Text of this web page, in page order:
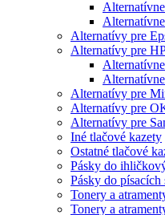
Alternatívy pre
Alternatívy pre
Alternatívy pre
Alternatívy pre
Alternatívy pre
Iné tlačové kazety
Ostatné tlačové
Pásky do
Pásky do písacích
Tonery a
Tonery a